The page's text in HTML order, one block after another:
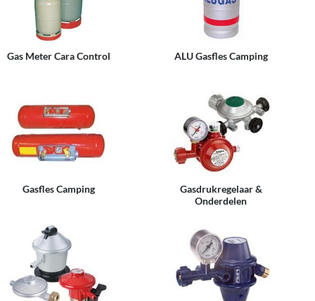
Gas Meter Cara Control ALU Gasfles Camping
Gasfles Camping
Gasdrukregelaar &
Onderdelen